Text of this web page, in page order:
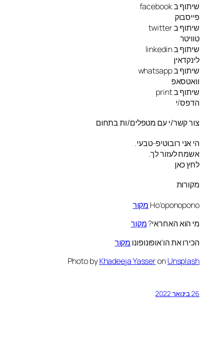
שיתוף ב facebook
פייסבוק
שיתוף ב twitter
טוויטר
שיתוף ב linkedin
לינקדאין
שיתוף ב whatsapp
וואטסאפ
שיתוף ב print
הדפס/י
צור קשר/י עם מטפלים/ות בתחום
הי אני רובוטיפ-טבעי.
אשמח לעזור לך.
לחץ כאן
מקורות
Ho’oponopono מקור
מי הוא האחראי?מקור
הכירו את הו'אופונופונו מקור
Photo byKhadeeja YasseronUnsplash
26 בינואר 2022